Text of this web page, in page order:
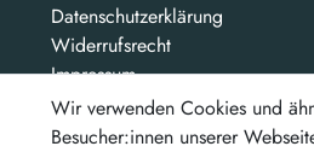
Datenschutzerklärung
Widerrufsrecht
Impressum
AGB
Jobs
Wir verwenden Cookies und
Besucher:innen unserer